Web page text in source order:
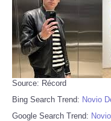
Source: Récord
Bing Search Trend: Novio
Google Search Trend: